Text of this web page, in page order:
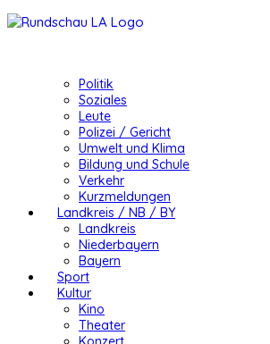
Politik
Soziales
Leute
Polizei / Gericht
Umwelt und Klima
Bildung und Schule
Verkehr
Kurzmeldungen
Landkreis / NB / BY
Landkreis
Niederbayern
Bayern
Sport
Kultur
Kino
Theater